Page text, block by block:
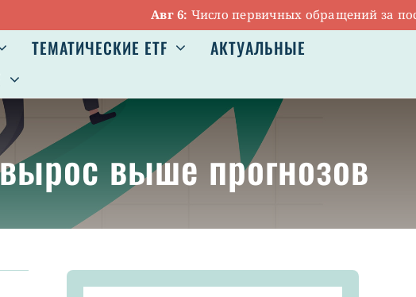
Авг 6:Число первичных обращений за
ТЕМАТИЧЕСКИЕ ETF
АКТУАЛЬНЫЕ
выше прогнозов